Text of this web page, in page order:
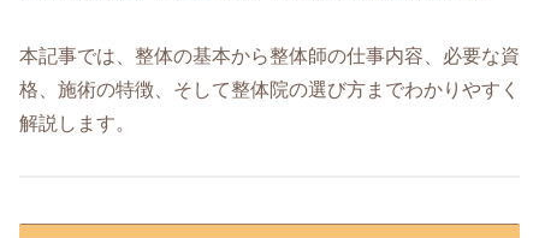
本記事では、整体の基本から整体師の仕事内容、必要な資
格、施術の特徴、そして整体院の選び方までわかりやすく
解説します。